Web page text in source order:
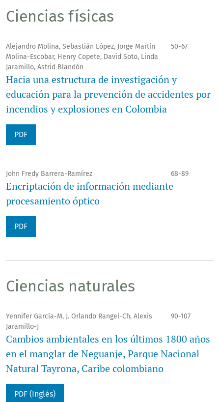
Ciencias físicas
Alejandro Molina, Sebastián López, Jorge Martín
Molina-Escobar, Henry Copete, David Soto, Linda
Jaramillo, Astrid Blandón
50-67
Hacia una estructura de investigación y
educación para la prevención de accidentes por
incendios y explosiones en Colombia
PDF
John Fredy Barrera-Ramírez 68-89
Encriptación de información mediante
procesamiento óptico
PDF
Ciencias naturales
Yennifer García-M, J. Orlando Rangel-Ch, Alexis
Jaramillo-J
90-107
Cambios ambientales en los últimos 1800 años
en el manglar de Neguanje, Parque Nacional
Natural Tayrona, Caribe colombiano
PDF (Inglés)